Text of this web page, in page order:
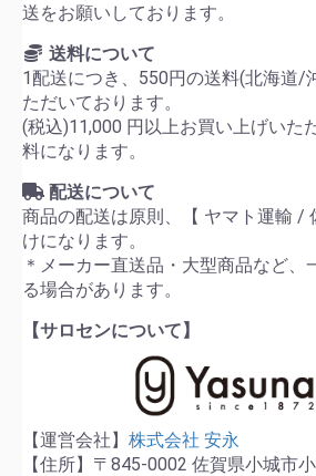
送をお願いしております。
送料について
1配送につき、550円の送料(北海道/
ただいております。
(税込)11,000 円以上お買い上げいた
料になります。
配送について
商品の配送は原則、【 ヤマト運輸 /
けになります。
＊メーカー直送品・大型商品など、
る場合があります。
【サロセンについて】
【運営会社】 株式会社 安永
【住所】〒845-0002 佐賀県小城市